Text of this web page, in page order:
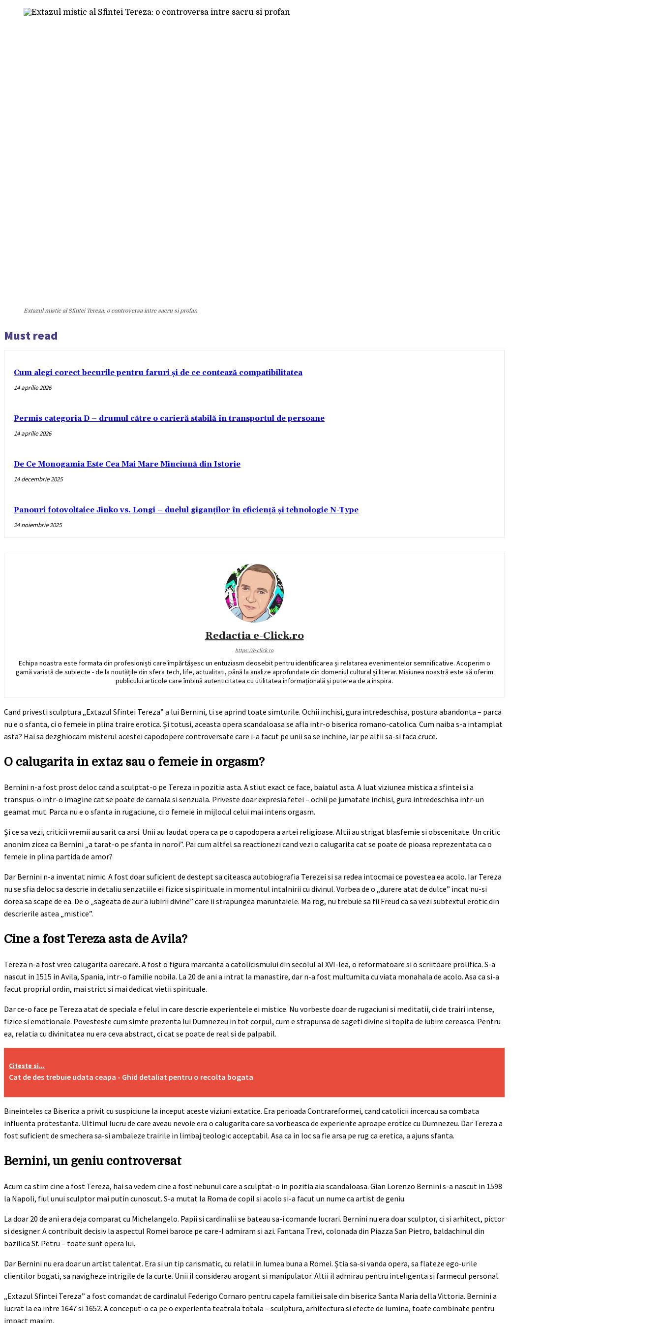
Extazul mistic al Sfintei Tereza: o controversa intre sacru si profan
Must read
Cum alegi corect becurile pentru faruri și de ce contează compatibilitatea
14 aprilie 2026
Permis categoria D – drumul către o carieră stabilă în transportul de persoane
14 aprilie 2026
De Ce Monogamia Este Cea Mai Mare Minciună din Istorie
14 decembrie 2025
Panouri fotovoltaice Jinko vs. Longi – duelul giganților în eficiență și tehnologie N-Type
24 noiembrie 2025
Redactia e-Click.ro
https://e-click.ro
Echipa noastra este formata din profesioniști care împărtășesc un entuziasm deosebit pentru identificarea și relatarea evenimentelor semnificative. Acoperim o
gamă variată de subiecte - de la noutățile din sfera tech, life, actualitati, până la analize aprofundate din domeniul cultural și literar. Misiunea noastră este să oferim
publicului articole care îmbină autenticitatea cu utilitatea informațională și puterea de a inspira.
Cand privesti sculptura „Extazul Sfintei Tereza” a lui Bernini, ti se aprind toate simturile. Ochii inchisi, gura intredeschisa, postura abandonta – parca
nu e o sfanta, ci o femeie in plina traire erotica. Și totusi, aceasta opera scandaloasa se afla intr-o biserica romano-catolica. Cum naiba s-a intamplat
asta? Hai sa dezghiocam misterul acestei capodopere controversate care i-a facut pe unii sa se inchine, iar pe altii sa-si faca cruce.
O calugarita in extaz sau o femeie in orgasm?
Bernini n-a fost prost deloc cand a sculptat-o pe Tereza in pozitia asta. A stiut exact ce face, baiatul asta. A luat viziunea mistica a sfintei si a
transpus-o intr-o imagine cat se poate de carnala si senzuala. Priveste doar expresia fetei – ochii pe jumatate inchisi, gura intredeschisa intr-un
geamat mut. Parca nu e o sfanta in rugaciune, ci o femeie in mijlocul celui mai intens orgasm.
Și ce sa vezi, criticii vremii au sarit ca arsi. Unii au laudat opera ca pe o capodopera a artei religioase. Altii au strigat blasfemie si obscenitate. Un critic
anonim zicea ca Bernini „a tarat-o pe sfanta in noroi”. Pai cum altfel sa reactionezi cand vezi o calugarita cat se poate de pioasa reprezentata ca o
femeie in plina partida de amor?
Dar Bernini n-a inventat nimic. A fost doar suficient de destept sa citeasca autobiografia Terezei si sa redea intocmai ce povestea ea acolo. Iar Tereza
nu se sfia deloc sa descrie in detaliu senzatiile ei fizice si spirituale in momentul intalnirii cu divinul. Vorbea de o „durere atat de dulce” incat nu-si
dorea sa scape de ea. De o „sageata de aur a iubirii divine” care ii strapungea maruntaiele. Ma rog, nu trebuie sa fii Freud ca sa vezi subtextul erotic din
descrierile astea „mistice”.
Cine a fost Tereza asta de Avila?
Tereza n-a fost vreo calugarita oarecare. A fost o figura marcanta a catolicismului din secolul al XVI-lea, o reformatoare si o scriitoare prolifica. S-a
nascut in 1515 in Avila, Spania, intr-o familie nobila. La 20 de ani a intrat la manastire, dar n-a fost multumita cu viata monahala de acolo. Asa ca si-a
facut propriul ordin, mai strict si mai dedicat vietii spirituale.
Dar ce-o face pe Tereza atat de speciala e felul in care descrie experientele ei mistice. Nu vorbeste doar de rugaciuni si meditatii, ci de trairi intense,
fizice si emotionale. Povesteste cum simte prezenta lui Dumnezeu in tot corpul, cum e strapunsa de sageti divine si topita de iubire cereasca. Pentru
ea, relatia cu divinitatea nu era ceva abstract, ci cat se poate de real si de palpabil.
Citeste si...
Cat de des trebuie udata ceapa - Ghid detaliat pentru o recolta bogata
Bineinteles ca Biserica a privit cu suspiciune la inceput aceste viziuni extatice. Era perioada Contrareformei, cand catolicii incercau sa combata
influenta protestanta. Ultimul lucru de care aveau nevoie era o calugarita care sa vorbeasca de experiente aproape erotice cu Dumnezeu. Dar Tereza a
fost suficient de smechera sa-si ambaleze trairile in limbaj teologic acceptabil. Asa ca in loc sa fie arsa pe rug ca eretica, a ajuns sfanta.
Bernini, un geniu controversat
Acum ca stim cine a fost Tereza, hai sa vedem cine a fost nebunul care a sculptat-o in pozitia aia scandaloasa. Gian Lorenzo Bernini s-a nascut in 1598
la Napoli, fiul unui sculptor mai putin cunoscut. S-a mutat la Roma de copil si acolo si-a facut un nume ca artist de geniu.
La doar 20 de ani era deja comparat cu Michelangelo. Papii si cardinalii se bateau sa-i comande lucrari. Bernini nu era doar sculptor, ci si arhitect, pictor
si designer. A contribuit decisiv la aspectul Romei baroce pe care-l admiram si azi. Fantana Trevi, colonada din Piazza San Pietro, baldachinul din
bazilica Sf. Petru – toate sunt opera lui.
Dar Bernini nu era doar un artist talentat. Era si un tip carismatic, cu relatii in lumea buna a Romei. Știa sa-si vanda opera, sa flateze ego-urile
clientilor bogati, sa navigheze intrigile de la curte. Unii il considerau arogant si manipulator. Altii il admirau pentru inteligenta si farmecul personal.
„Extazul Sfintei Tereza” a fost comandat de cardinalul Federigo Cornaro pentru capela familiei sale din biserica Santa Maria della Vittoria. Bernini a
lucrat la ea intre 1647 si 1652. A conceput-o ca pe o experienta teatrala totala – sculptura, arhitectura si efecte de lumina, toate combinate pentru
impact maxim.